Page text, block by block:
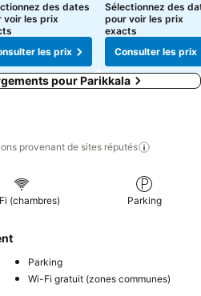
des dates
voir les prix
les prix
Sélectionnez des
pour voir les prix
exacts
Consulter les prix
pour Parikkala
provenant de sites réputés
(chambres) Parking
Parking
Wi-Fi gratuit (zones communes)